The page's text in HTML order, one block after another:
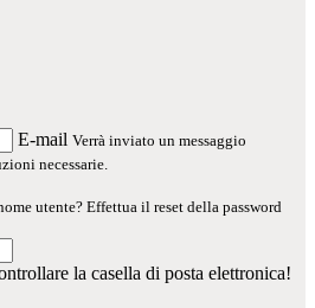
E-mail Verrà inviato un messaggio
necessarie.
utente? Effettua il reset della password
la casella di posta elettronica!